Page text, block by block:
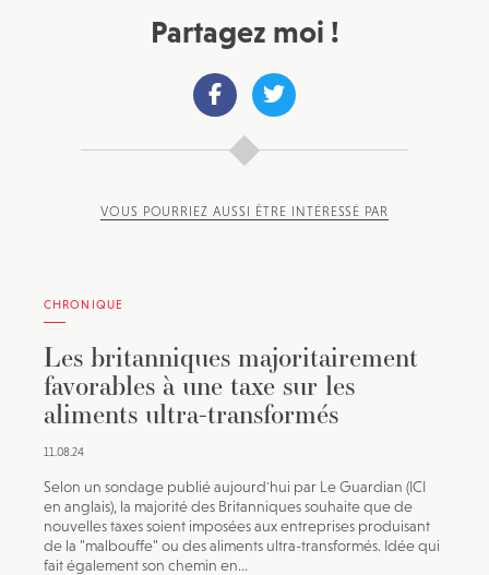
Partagez moi !
VOUS POURRIEZ AUSSI ÊTRE INTÉRESSÉ PAR
CHRONIQUE
Les britanniques majoritairement
favorables à une taxe sur les
aliments ultra-transformés
11.08.24
Selon un sondage publié aujourd'hui par Le Guardian (ICI
en anglais), la majorité des Britanniques souhaite que de
nouvelles taxes soient imposées aux entreprises produisant
de la "malbouffe" ou des aliments ultra-transformés. Idée qui
fait également son chemin en...
Pour recevoir toutes les deux semaines notre lettre
d’info avec une sélection d’articles …